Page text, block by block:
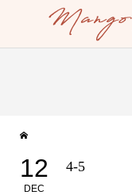
12
DEC
4-5